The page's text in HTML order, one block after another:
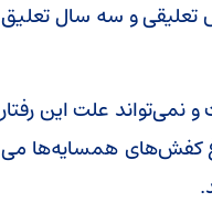
تعلیقی و سه سال تعلیق
نمی‌تواند علت این رفتار
کفش‌های همسایه‌ها می